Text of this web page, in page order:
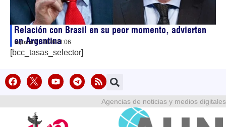
Relación con Brasil en su peor momento, advierten
en Argentina
agosto 4, 202623:06
[bcc_tasas_selector]
Agencias de noticias y medios digitales